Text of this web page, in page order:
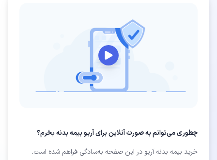
چطوری می‌توانم به صورت آنلاین برای آریو بیمه بدنه بخرم؟
خرید بیمه بدنه آریو در این صفحه به‌سادگی فراهم شده است.